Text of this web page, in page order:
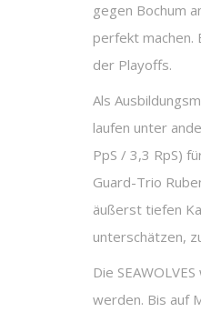
gegen Bochum
perfekt machen.
der Playoffs.
Als
laufen unter
PpS / 3,3 RpS)
Guard-Trio
äußerst tiefen
unterschätzen,
Die
werden. Bis auf